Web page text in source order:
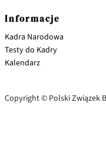
Informacje
Kadra Narodowa
Testy do Kadry
Kalendarz
Copyright © Polski Związek